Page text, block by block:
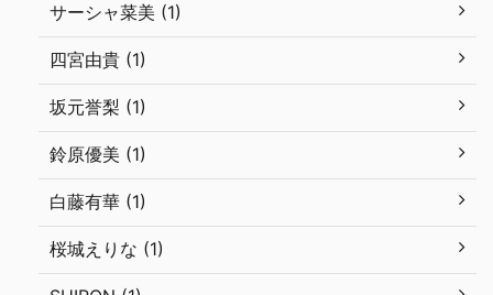
サーシャ菜美 (1)
四宮由貴 (1)
坂元誉梨 (1)
鈴原優美 (1)
白藤有華 (1)
桜城えりな (1)